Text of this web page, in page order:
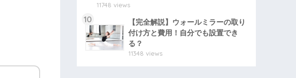
11748 views
10
【完全解説】ウォールミラーの取り
付け方と費用！自分でも設置でき
る？
11348 views